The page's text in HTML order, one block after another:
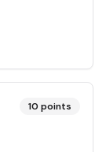
10 points